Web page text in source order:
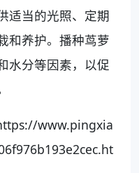
适当的光照、定期
和养护。播种茑萝
水分等因素，以促
www.pingxia